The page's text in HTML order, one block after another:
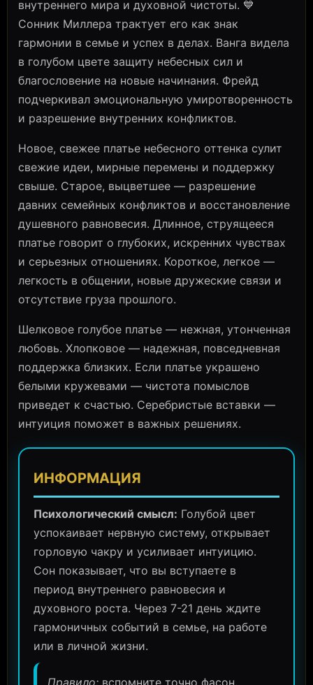
внутреннего мира и духовной чистоты. 💙
Сонник Миллера трактует его как знак
гармонии в семье и успех в делах. Ванга видела
в голубом цвете защиту небесных сил и
благословение на новые начинания. Фрейд
подчеркивал эмоциональную умиротворенность
и разрешение внутренних конфликтов.
Новое, свежее платье небесного оттенка сулит
свежие идеи, мирные перемены и поддержку
свыше. Старое, выцветшее — разрешение
давних семейных конфликтов и восстановление
душевного равновесия. Длинное, струящееся
платье говорит о глубоких, искренних чувствах
и серьезных отношениях. Короткое, легкое —
легкость в общении, новые дружеские связи и
отсутствие груза прошлого.
Шелковое голубое платье — нежная, утонченная
любовь. Хлопковое — надежная, повседневная
поддержка близких. Если платье украшено
белыми кружевами — чистота помыслов
приведет к счастью. Серебристые вставки —
интуиция поможет в важных решениях.
ИНФОРМАЦИЯ
Психологический смысл: Голубой цвет
успокаивает нервную систему, открывает
горловую чакру и усиливает интуицию.
Сон показывает, что вы вступаете в
период внутреннего равновесия и
духовного роста. Через 7-21 день ждите
гармоничных событий в семье, на работе
или в личной жизни.
Правило: вспомните точно фасон,